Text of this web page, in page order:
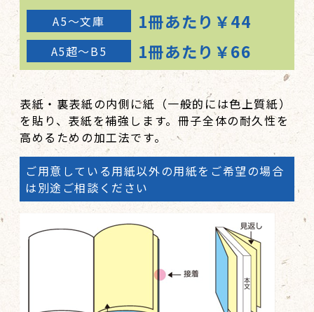
150部 104,000 119,000 127,000
カバーあり 129,000 144,000 152,000
カバー＋帯 131,000 146,000 154,000 170,000
180部 108,000 125,000 133,000 149,000
カバーあり 133,000 150,000 158,000 174,000
カバー＋帯 136,500 153,500 161,500 177,500
200部 116,000 129,000 137,000 153,000
カバーあり 141,000 154,000
168,000 187,000
180,000
202,500 221,500
A5～文庫 1冊あたり￥44
A5超～B5 1冊あたり￥66
表紙・裏表紙の内側に紙（一般的には色上質紙）
を貼り、表紙を補強します。冊子全体の耐久性を
高めるための加工法です。
ご用意している用紙以外の用紙をご希望の場合
は別途ご相談ください